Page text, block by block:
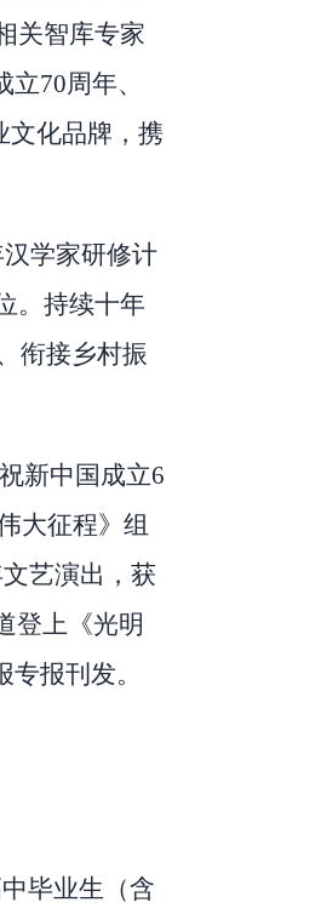
关智库专家
立70周年、
文化品牌，携
学家研修计
。持续十年
衔接乡村振
新中国成立6
大征程》组
艺演出，获
登上《光明
报刊发。
毕业生（含